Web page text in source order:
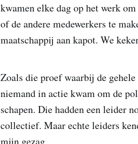
kwamen elke dag op het werk
of de andere medewerkers te
maatschappij aan kapot. We
Zoals die proef waarbij de
niemand in actie kwam om de
schapen. Die hadden een leider
collectief. Maar echte leiders
mijn gezag.